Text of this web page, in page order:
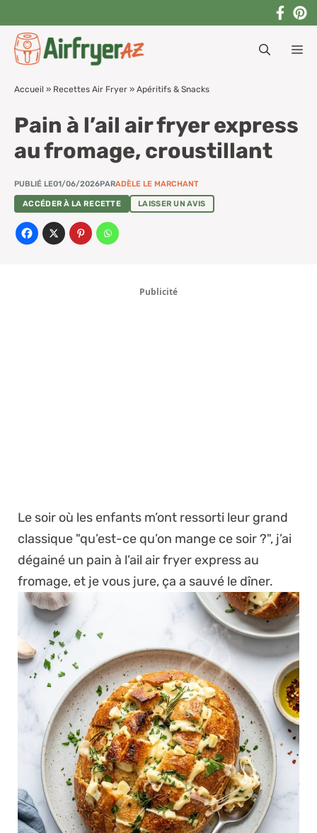
contenu
Accueil » Recettes Air Fryer » Apéritifs & Snacks
Pain à l’ail air fryer express
au fromage, croustillant
PUBLIÉ LE01/06/2026PARADÈLE LE MARCHANT
ACCÉDER À LA RECETTE LAISSER UN AVIS
Publicité
Le soir où les enfants m’ont ressorti leur grand
classique "qu’est-ce qu’on mange ce soir ?", j’ai
dégainé un pain à l’ail air fryer express au
fromage, et je vous jure, ça a sauvé le dîner.